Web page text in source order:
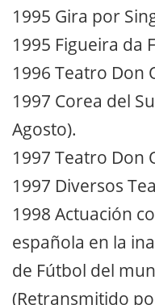
1995 Gira por
1995 Figueira da
1996 Teatro Don
1997 Corea del
Agosto).
1997 Teatro Don
1997 Diversos
1998 Actuación
española en la
de Fútbol del
(Retransmitido